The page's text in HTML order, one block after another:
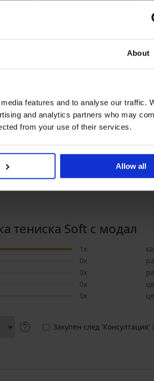
About
features and to analyse our traffic.
and analytics partners who may
from your use of their services.
Allow all
Разпродажба
Отстъпка -50%
Дамски по-дълъг потник
ONLY Live
Soft с модал
1x
0x
0x
0x
0x
Закупен след 'Консултация'